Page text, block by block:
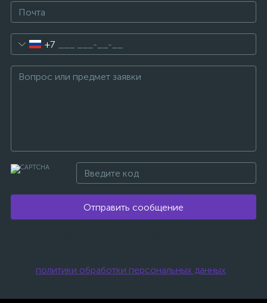
+7
Отправить сообщение
политики обработки персональных данных